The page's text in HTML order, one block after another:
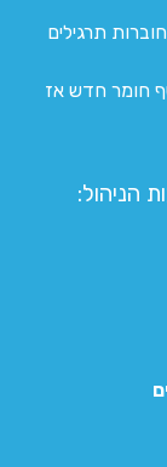
תרגילים
חומר חדש אז
הניהול: